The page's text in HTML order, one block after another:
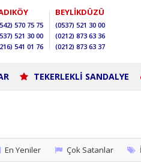
570 75 75
521 30 00
541 01 76
BEYLİKDÜZÜ
(0537) 521 30 00
(0212) 873 63 36
(0212) 873 63 37
TEKERLEKLİ SANDALYE
En Yeniler Çok Satanlar